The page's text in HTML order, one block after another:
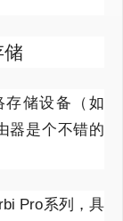
储设备（如
器是个不错的
Pro系列，具